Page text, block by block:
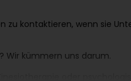
zu kontaktieren, wenn sie
Wir kümmern uns darum.